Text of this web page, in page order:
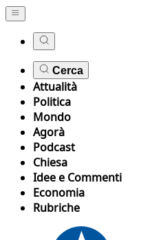
Cerca
Attualità
Politica
Mondo
Agorà
Podcast
Chiesa
Idee e Commenti
Economia
Rubriche